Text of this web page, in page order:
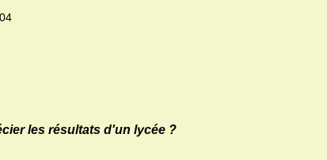
les résultats d'un lycée ?